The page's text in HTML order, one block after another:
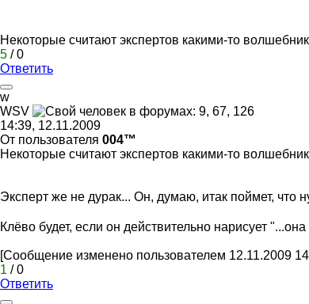
Некоторые считают экспертов какими-то
5 /0
Ответить
w
WSV
14:39, 12.11.2009
От пользователя 004™
Некоторые считают экспертов какими-то
Эксперт же не дурак... Он, думаю, итак поймет, что
Клёво будет, если он действительно нарисует
[Сообщение изменено пользователем 12.11.2009
1 /0
Ответить